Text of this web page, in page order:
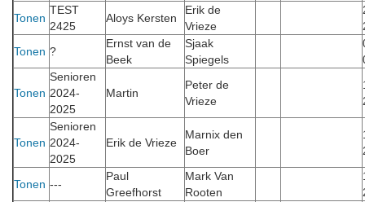
Tonen
TEST
2425
Aloys Kersten
Erik de
Vrieze
Tonen ?
Ernst van de
Beek
Sjaak
Spiegels
Tonen
Senioren
2024-
2025
Martin
Peter de
Vrieze
Tonen
Senioren
2024-
2025
Erik de Vrieze
Marnix den
Boer
Tonen ---
Paul
Greefhorst
Mark Van
Rooten